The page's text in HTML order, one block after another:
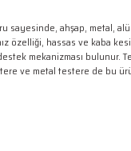
sayesinde, ahşap,
hassas ve kaba
bulunur.
ve metal testere de bu